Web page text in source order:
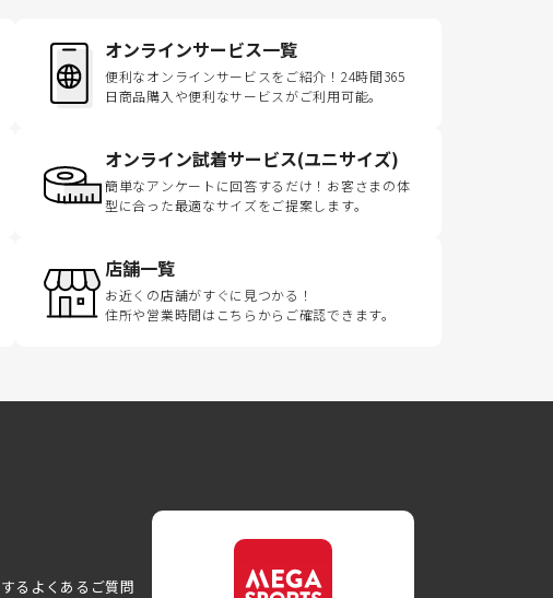
オンラインサービス一覧
便利なオンラインサービスをご紹介！24時間365
日商品購入や便利なサービスがご利用可能。
オンライン試着サービス(ユニサイズ)
簡単なアンケートに回答するだけ！お客さまの体
型に合った最適なサイズをご提案します。
店舗一覧
お近くの店舗がすぐに見つかる！
住所や営業時間はこちらからご確認できます。
るよくあるご質問